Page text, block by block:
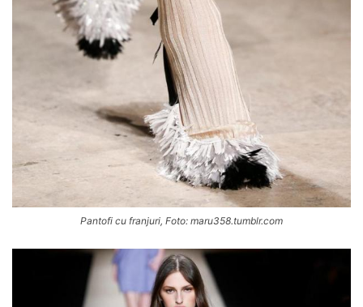
Pantofi cu franjuri, Foto: maru358.tumblr.com